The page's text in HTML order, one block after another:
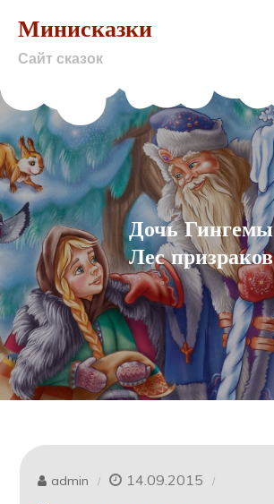
content
Минисказки
Сайт сказок
Дочь Гингемы
Лес призраков
admin 14.09.2015